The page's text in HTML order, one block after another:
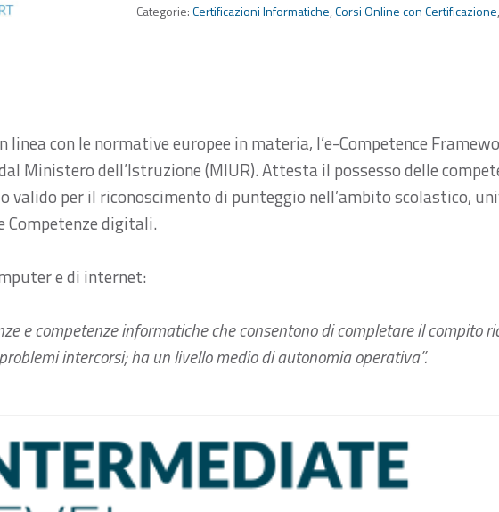
Categorie:Certificazioni Informatiche,Corsi Online con Certificazione,
linea con le normative europee in materia, l’e-Competence
Ministero dell’Istruzione (MIUR). Attesta il possesso delle
per il riconoscimento di punteggio nell’ambito scolastico,
Competenze digitali.
e di internet:
e competenze informatiche che consentono di completare il compito
intercorsi; ha un livello medio di autonomia operativa”.